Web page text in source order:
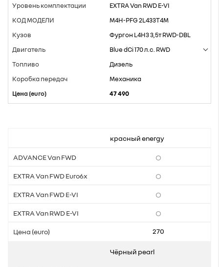
EXTRA Van RWD E-VI
M4H-PFG 2L433T4M
Фургон L4H3 3,5т RWD-DBL
Blue dCi 170 л.с. RWD
Дизель
Mеханика
47 490
красный energy
270
Чёрный pearl